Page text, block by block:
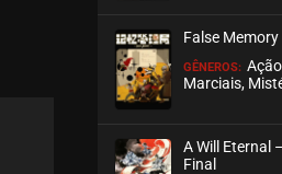
False Memory
GÊNEROS:
Marciais,
A Will Eternal
Final